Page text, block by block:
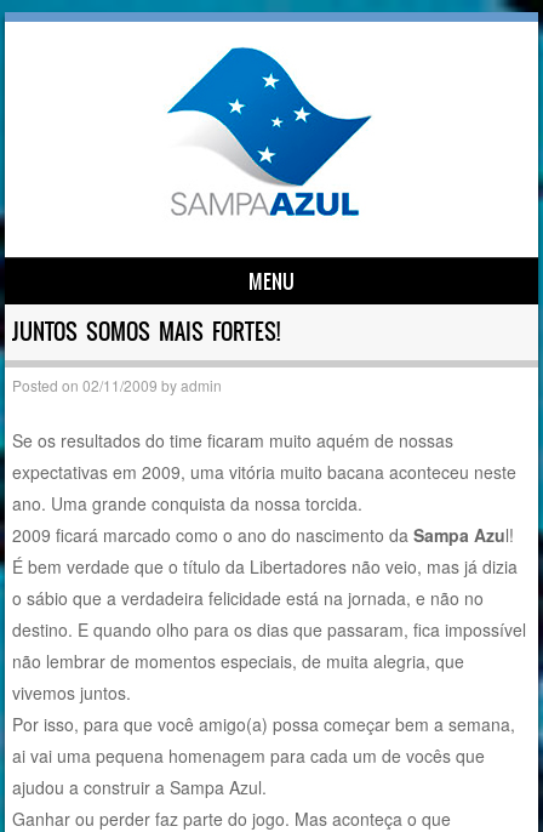
MENU
Skip to content
JUNTOS SOMOS MAIS FORTES!
Posted on02/11/2009 byadmin
Se os resultados do time ficaram muito aquém de nossas
expectativas em 2009, uma vitória muito bacana aconteceu neste
ano. Uma grande conquista da nossa torcida.
2009 ficará marcado como o ano do nascimento daSampa Azul!
É bem verdade que o título da Libertadores não veio, mas já dizia
o sábio que a verdadeira felicidade está na jornada, e não no
destino. E quando olho para os dias que passaram, fica impossível
não lembrar de momentos especiais, de muita alegria, que
vivemos juntos.
Por isso, para que você amigo(a) possa começar bem a semana,
ai vai uma pequena homenagem para cada um de vocês que
ajudou a construir a Sampa Azul.
Ganhar ou perder faz parte do jogo. Mas aconteça o que